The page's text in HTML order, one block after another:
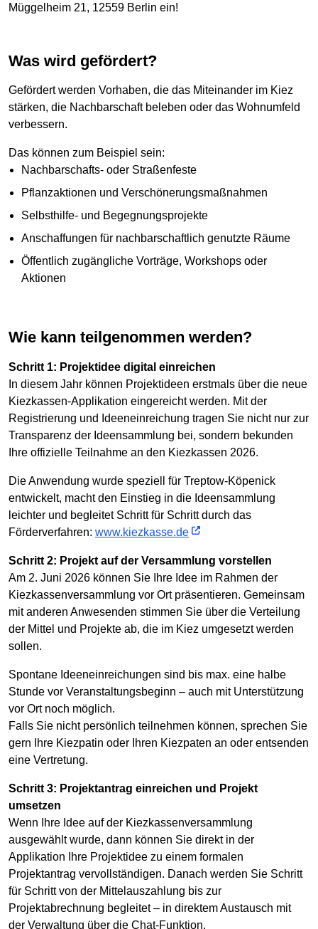
Müggelheim 21, 12559 Berlin ein!
Was wird gefördert?
Gefördert werden Vorhaben, die das Miteinander im Kiez
stärken, die Nachbarschaft beleben oder das Wohnumfeld
verbessern.
Das können zum Beispiel sein:
Nachbarschafts- oder Straßenfeste
Pflanzaktionen und Verschönerungsmaßnahmen
Selbsthilfe- und Begegnungsprojekte
Anschaffungen für nachbarschaftlich genutzte Räume
Öffentlich zugängliche Vorträge, Workshops oder
Aktionen
Wie kann teilgenommen werden?
Schritt 1: Projektidee digital einreichen
In diesem Jahr können Projektideen erstmals über die neue
Kiezkassen-Applikation eingereicht werden. Mit der
Registrierung und Ideeneinreichung tragen Sie nicht nur zur
Transparenz der Ideensammlung bei, sondern bekunden
Ihre offizielle Teilnahme an den Kiezkassen 2026.
Die Anwendung wurde speziell für Treptow-Köpenick
entwickelt, macht den Einstieg in die Ideensammlung
leichter und begleitet Schritt für Schritt durch das
Förderverfahren: www.kiezkasse.de
Schritt 2: Projekt auf der Versammlung vorstellen
Am 2. Juni 2026 können Sie Ihre Idee im Rahmen der
Kiezkassenversammlung vor Ort präsentieren. Gemeinsam
mit anderen Anwesenden stimmen Sie über die Verteilung
der Mittel und Projekte ab, die im Kiez umgesetzt werden
sollen.
Spontane Ideeneinreichungen sind bis max. eine halbe
Stunde vor Veranstaltungsbeginn – auch mit Unterstützung
vor Ort noch möglich.
Falls Sie nicht persönlich teilnehmen können, sprechen Sie
gern Ihre Kiezpatin oder Ihren Kiezpaten an oder entsenden
eine Vertretung.
Schritt 3: Projektantrag einreichen und Projekt
umsetzen
Wenn Ihre Idee auf der Kiezkassenversammlung
ausgewählt wurde, dann können Sie direkt in der
Applikation Ihre Projektidee zu einem formalen
Projektantrag vervollständigen. Danach werden Sie Schritt
für Schritt von der Mittelauszahlung bis zur
Projektabrechnung begleitet – in direktem Austausch mit
der Verwaltung über die Chat-Funktion.